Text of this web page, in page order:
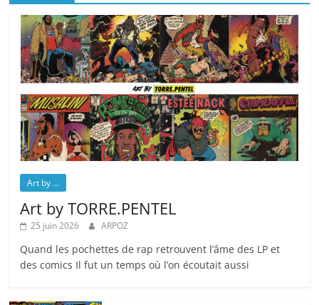
Art by ...
Art by TORRE.PENTEL
25 juin 2026 ARPOZ
Quand les pochettes de rap retrouvent l’âme des LP et
des comics Il fut un temps où l’on écoutait aussi